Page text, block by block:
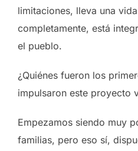
limitaciones, lleva una
completamente, está
el pueblo.
¿Quiénes fueron los
impulsaron este proyecto
Empezamos siendo muy
familias, pero eso sí,